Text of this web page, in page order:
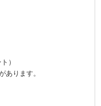
）
ります。